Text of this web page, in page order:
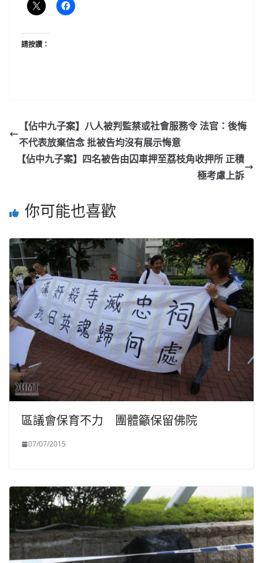
請按讚：
【佔中九子案】八人被判監禁或社會服務令 法官：後悔
不代表放棄信念 批被告均沒有展示悔意
【佔中九子案】四名被告由囚車押至荔枝角收押所 正積
極考慮上訴
你可能也喜歡
區議會保育不力 團體籲保留佛院
07/07/2015